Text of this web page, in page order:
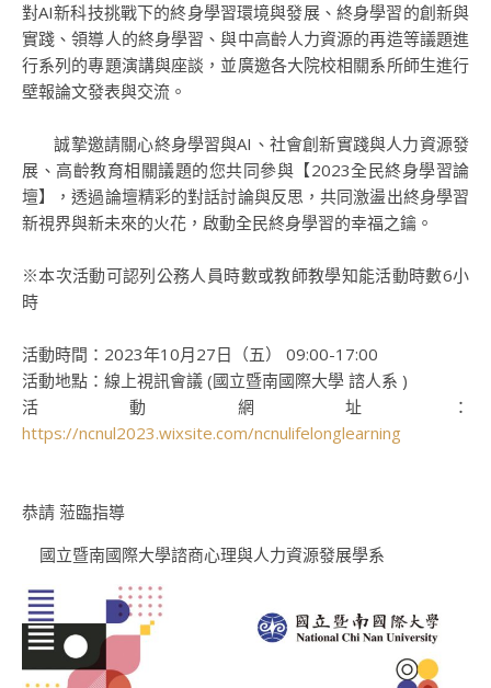
對AI新科技挑戰下的終身學習環境與發展、終身學習的創新與
實踐、領導人的終身學習、與中高齡人力資源的再造等議題進
行系列的專題演講與座談，並廣邀各大院校相關系所師生進行
壁報論文發表與交流。
誠摯邀請關心終身學習與AI、社會創新實踐與人力資源發
展、高齡教育相關議題的您共同參與【2023全民終身學習論
壇】，透過論壇精彩的對話討論與反思，共同激盪出終身學習
新視界與新未來的火花，啟動全民終身學習的幸福之鑰。
※本次活動可認列公務人員時數或教師教學知能活動時數6小
時
活動時間：2023年10月27日（五） 09:00-17:00
活動地點：線上視訊會議 (國立暨南國際大學 諮人系 )
活動網址：
https://ncnul2023.wixsite.com/ncnulifelonglearning
恭請 蒞臨指導
國立暨南國際大學諮商心理與人力資源發展學系